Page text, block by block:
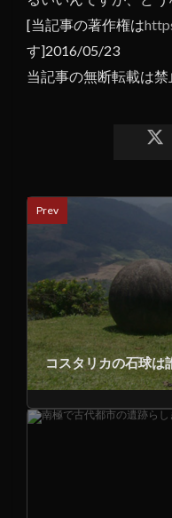
[当記事の著作権は
す]2016/05/23
当記事の無断転載は禁
Prev
コスタリカの石球は